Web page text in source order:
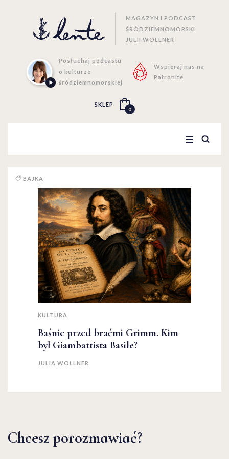
MAGAZYN I PODCAST
ŚRÓDZIEMNOMORSKI
JULII WOLLNER
Posłuchaj podcastu
o kulturze
śródziemnomorskiej
Wspieraj nas na
Patronite
SKLEP
0
BAJKA
KULTURA
Baśnie przed braćmi Grimm. Kim
był Giambattista Basile?
JULIA WOLLNER
Chcesz porozmawiać?